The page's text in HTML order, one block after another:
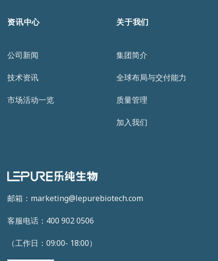
邮箱：marketing@lepurebiotech.com
客服电话：400 902 0506
（工作日：09:00- 18:00）
资讯中心
公司新闻
技术资讯
市场活动一览
关于我们
集团简介
全球布局与交付能力
质量管理
加入我们